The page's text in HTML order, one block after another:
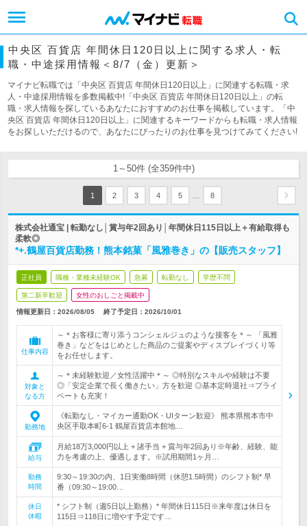
中央区 百貨店 年間休日120日以上に関する求人・転
職・中途採用情報＜8/7（金）更新＞
マイナビ転職では「中央区 百貨店 年間休日120日以上」に関連する転職・求
人・中途採用情報を多数掲載中!「中央区 百貨店 年間休日120日以上」の転
職・求人情報を探しているあなたにおすすめのお仕事を掲載しています。「中
央区 百貨店 年間休日120日以上」に関連するキーワードからも転職・求人情報
をお探しいただけるので、あなたにぴったりのお仕事を見つけてみてください!
1～50件 (全359件中)
1 2 3 4 5 8
株式会社通宝 | 転勤なし│賞与年2回あり│年間休日115日以上＋有給取得も
柔軟◎
*+.鶴屋百貨店勤務！熊本銘菓「風雅巻き」の【販売スタッフ】
正社員 職種・業種未経験OK 急募 転勤なし 学歴不問
第二新卒歓迎 女性のおしごと掲載中
情報更新日：2026/08/05 終了予定日： 2026/10/01
仕事内容
～＊お客様に寄り添うコンシェルジュのような接客を＊～ 「風雅
巻き」などをはじめとした商品のご提案やディスプレイづくり等
をお任せします。
対象と
なる方
～＊未経験歓迎／女性活躍中＊～ ◎特別なスキルや経験は不要
◎「安定企業で長く働きたい」方を歓迎 ◎基本定時退社⇒プライ
ベートも充実！
勤務地
《転勤なし・マイカー通勤OK・UIターン歓迎》 熊本県熊本市中
央区手取本町6-1 鶴屋百貨店本館地…
給与
月給18万3,000円以上 + 諸手当 + 賞与年2回あり※年齢、経験、能
力を考慮の上、優遇します。※試用期間1ヶ月…
勤務
時間
9:30～19:30の内、1日実働8時間（休憩1.5時間）のシフト制* 早
番（09:30～19:00…
休日
休暇
* シフト制（週5日以上勤務）* 年間休日115日※来年度は休日を
115日⇒118日に増やす予定です…